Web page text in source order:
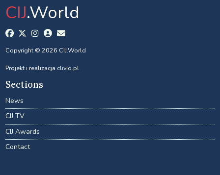
CIJ.World
Copyright © 2026 CIJ.World
Projekt i realizacja clivio.pl
Sections
News
CIJ TV
CIJ Awards
Contact